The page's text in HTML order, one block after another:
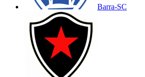
Barra-SC